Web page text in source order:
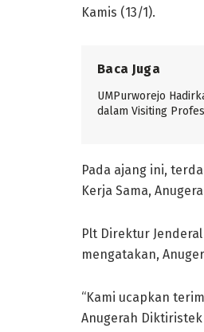
Kamis (13/1).
Baca Juga
UMPurworejo
dalam Visiting
Pada ajang ini,
Kerja Sama,
Plt Direktur
mengatakan,
“Kami ucapkan
Anugerah